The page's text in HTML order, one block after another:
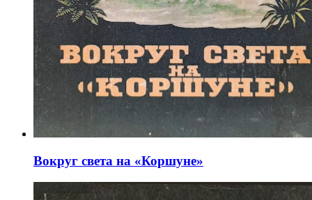
Вокруг света на «Коршуне»